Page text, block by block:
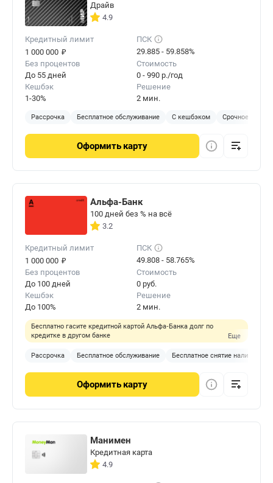
Драйв
4.9
Кредитный лимит
1 000 000 ₽
ПСК
29.885 - 59.858%
Без процентов
До 55 дней
Стоимость
0 - 990 р./год
Кешбэк
1-30%
Решение
2 мин.
Рассрочка Бесплатное обслуживание С кешбэком Срочное
Оформить карту
Альфа-Банк
100 дней без % на всё
3.2
Кредитный лимит
1 000 000 ₽
ПСК
49.808 - 58.765%
Без процентов
До 100 дней
Стоимость
0 руб.
Кешбэк
До 100%
Решение
2 мин.
Бесплатно гасите кредитной картой Альфа‑Банка долг по
кредитке в другом банке
Еще
Рассрочка Бесплатное обслуживание Бесплатное снятие наличных
Оформить карту
Манимен
Кредитная карта
4.9